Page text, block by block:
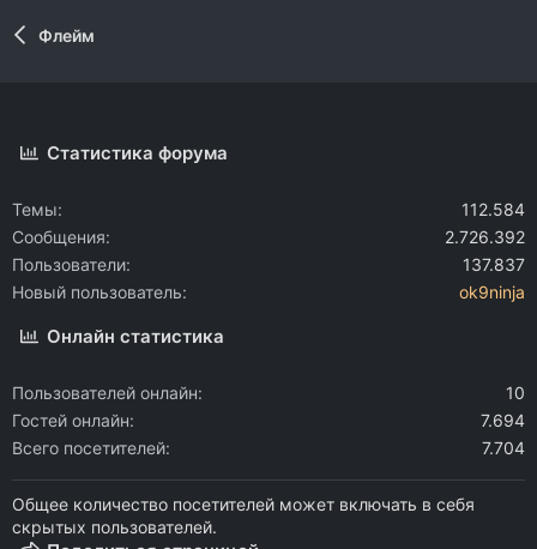
Флейм
Статистика форума
Темы
112.584
Сообщения
2.726.392
Пользователи
137.837
Новый пользователь
ok9ninja
Онлайн статистика
Пользователей онлайн
10
Гостей онлайн
7.694
Всего посетителей
7.704
Общее количество посетителей может включать в себя
скрытых пользователей.